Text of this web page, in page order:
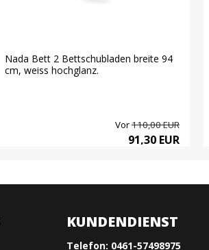
Nada Bett 2 Bettschubladen breite 94
cm, weiss hochglanz.
Vor110,00 EUR
91,30 EUR
KUNDENDIENST
Telefon: 0461-57498975